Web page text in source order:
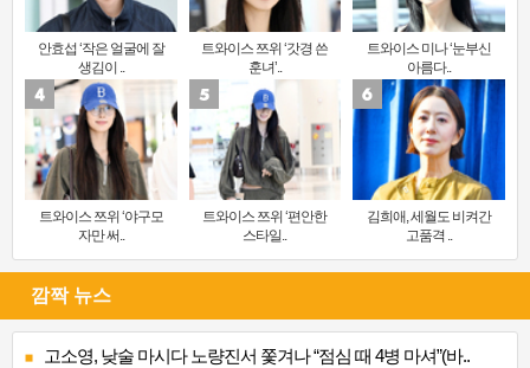
안효섭 ‘작은 얼굴에 잘
생김이 ..
트와이스 쯔위 ‘갓경 쓴
훈녀’..
트와이스 미나 ‘눈부신
아름다..
트와이스 쯔위 ‘야구모
자만 써..
트와이스 쯔위 ‘편안한
스타일..
김희애, 세월도 비켜간
고품격 ..
깜짝 뉴스
고소영, 낮술 마시다 노량진서 쫓겨나 “점심 때 4병 마셔”(바..